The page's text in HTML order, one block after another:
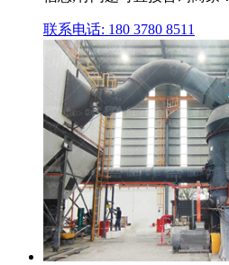
联系电话: 180 3780 8511